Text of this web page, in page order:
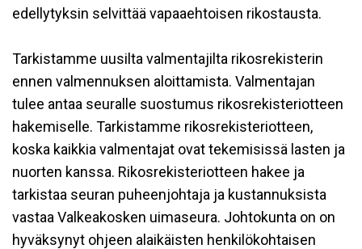
edellytyksin selvittää vapaaehtoisen rikostausta.
Tarkistamme uusilta valmentajilta rikosrekisterin
ennen valmennuksen aloittamista. Valmentajan
tulee antaa seuralle suostumus rikosrekisteriotteen
hakemiselle. Tarkistamme rikosrekisteriotteen,
koska kaikkia valmentajat ovat tekemisissä lasten ja
nuorten kanssa. Rikosrekisteriotteen hakee ja
tarkistaa seuran puheenjohtaja ja kustannuksista
vastaa Valkeakosken uimaseura. Johtokunta on on
hyväksynyt ohjeen alaikäisten henkilökohtaisen